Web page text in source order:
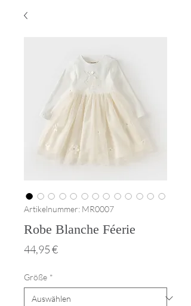
Artikelnummer: MR0007
Robe Blanche Féerie
44,95 €Preis
Größe *